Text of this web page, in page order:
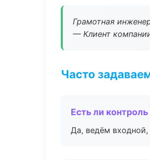
Грамотная
— Клиент
Часто
Есть ли контроль
Да, ведём